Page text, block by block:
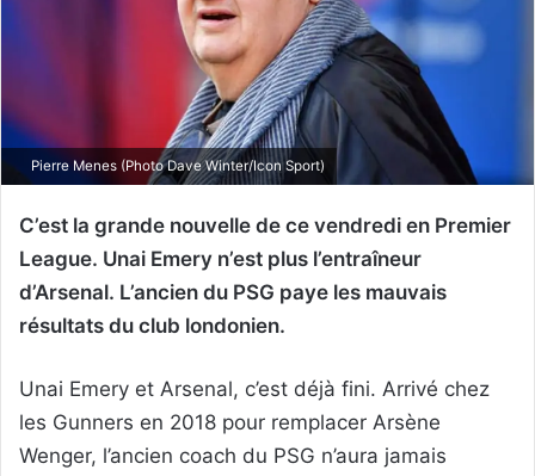
Pierre Menes (Photo Dave Winter/Icon Sport)
C’est la grande nouvelle de ce vendredi en Premier
League. Unai Emery n’est plus l’entraîneur
d’Arsenal. L’ancien du PSG paye les mauvais
résultats du club londonien.
Unai Emery et Arsenal, c’est déjà fini. Arrivé chez
les Gunners en 2018 pour remplacer Arsène
Wenger, l’ancien coach du PSG n’aura jamais